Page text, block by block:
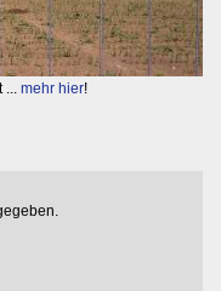
...mehr hier!